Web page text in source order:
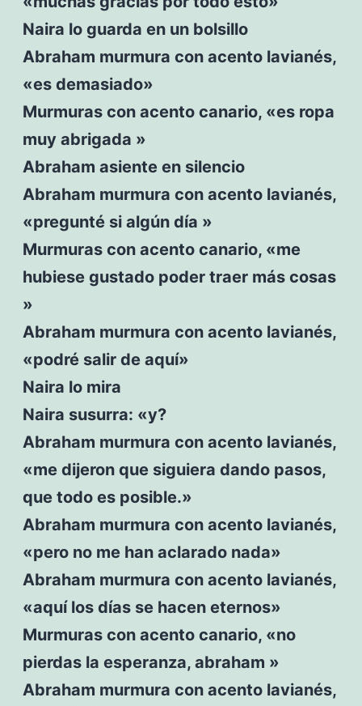
Naira lo guarda en un bolsillo
Abraham murmura con acento lavianés,
«es demasiado»
Murmuras con acento canario, «es ropa
muy abrigada »
Abraham asiente en silencio
Abraham murmura con acento lavianés,
«pregunté si algún día »
Murmuras con acento canario, «me
hubiese gustado poder traer más cosas
»
Abraham murmura con acento lavianés,
«podré salir de aquí»
Naira lo mira
Naira susurra: «y?
Abraham murmura con acento lavianés,
«me dijeron que siguiera dando pasos,
que todo es posible.»
Abraham murmura con acento lavianés,
«pero no me han aclarado nada»
Abraham murmura con acento lavianés,
«aquí los días se hacen eternos»
Murmuras con acento canario, «no
pierdas la esperanza, abraham »
Abraham murmura con acento lavianés,